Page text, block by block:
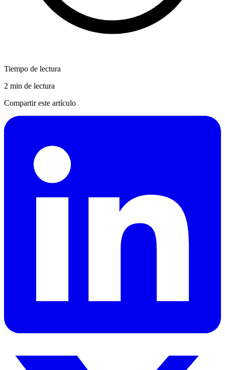
Tiempo de lectura
2 min de lectura
Compartir este artículo